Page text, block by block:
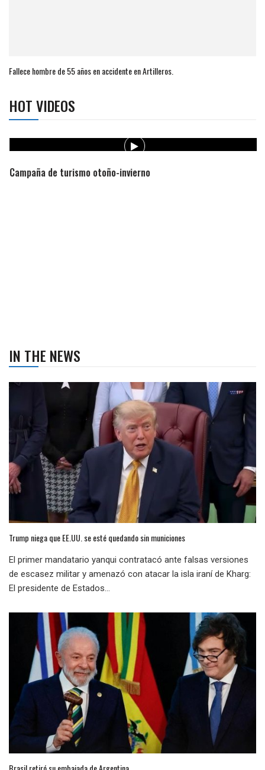
Fallece hombre de 55 años en accidente en Artilleros.
HOT VIDEOS
Campaña de turismo otoño-invierno
IN THE NEWS
Trump niega que EE.UU. se esté quedando sin municiones
El primer mandatario yanqui contratacó ante falsas versiones
de escasez militar y amenazó con atacar la isla iraní de Kharg:
El presidente de Estados...